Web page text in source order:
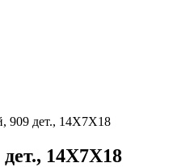
909 дет., 14X7X18
14X7X18